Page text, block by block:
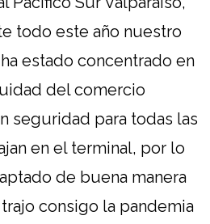
todo este año nuestro
estado concentrado en
del comercio
seguridad para todas las
en el terminal, por lo
de buena manera
consigo la pandemia